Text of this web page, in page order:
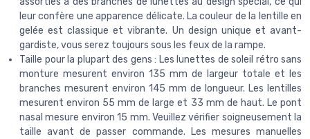
leur confère une apparence délicate. La couleur de la lentille en
gelée est classique et vibrante. Un design unique et avant-
gardiste, vous serez toujours sous les feux de la rampe.
Taille pour la plupart des gens : Les lunettes de soleil rétro sans
monture mesurent environ 135 mm de largeur totale et les
branches mesurent environ 145 mm de longueur. Les lentilles
mesurent environ 55 mm de large et 33 mm de haut. Le pont
nasal mesure environ 15 mm. Veuillez vérifier soigneusement la
taille avant de passer commande. Les mesures manuelles